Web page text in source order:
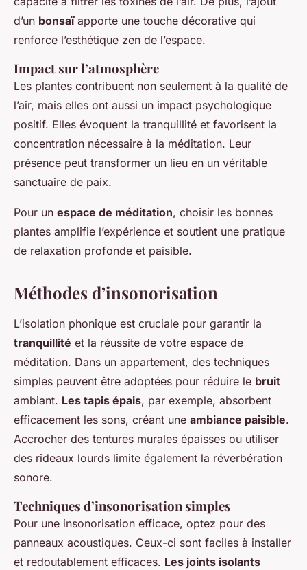
d’un bonsaïapporte une touche décorative qui
renforce l’esthétique zen de l’espace.
Impact sur l’atmosphère
Les plantes contribuent non seulement à la qualité de
l’air, mais elles ont aussi un impact psychologique
positif. Elles évoquent la tranquillité et favorisent la
concentration nécessaire à la méditation. Leur
présence peut transformer un lieu en un véritable
sanctuaire de paix.
Pour un espace de méditation, choisir les bonnes
plantes amplifie l’expérience et soutient une pratique
de relaxation profonde et paisible.
Méthodes d’insonorisation
L’isolation phonique est cruciale pour garantir la
tranquillité et la réussite de votre espace de
méditation. Dans un appartement, des techniques
simples peuvent être adoptées pour réduire le bruit
ambiant. Les tapis épais, par exemple, absorbent
efficacement les sons, créant une ambiance paisible.
Accrocher des tentures murales épaisses ou utiliser
des rideaux lourds limite également la réverbération
sonore.
Techniques d’insonorisation simples
Pour une insonorisation efficace, optez pour des
panneaux acoustiques. Ceux-ci sont faciles à installer
et redoutablement efficaces. Les joints isolants